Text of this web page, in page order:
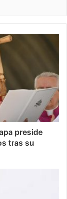
preside
tras su